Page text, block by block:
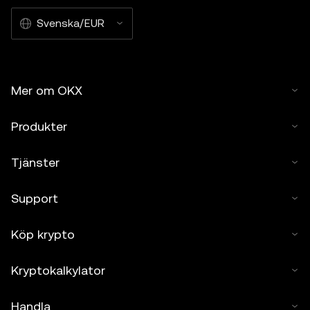
Svenska/EUR
Mer om OKX
Produkter
Tjänster
Support
Köp krypto
Kryptokalkylator
Handla